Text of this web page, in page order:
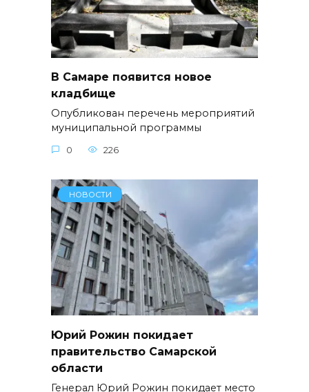
В Самаре появится новое
кладбище
Опубликован перечень мероприятий
муниципальной программы
0 226
НОВОСТИ
Юрий Рожин покидает
правительство Самарской
области
Генерал Юрий Рожин покидает место